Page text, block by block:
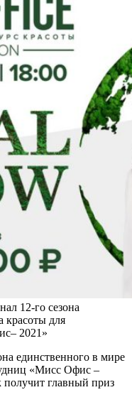
12-го сезона
красоты для
2021»
единственного в мире
«Мисс Офис –
получит главный приз